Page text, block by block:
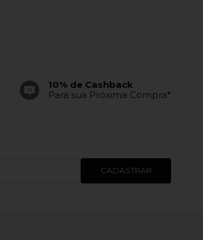
10% de Cashback
Para sua Próxima Compra*
CADASTRAR